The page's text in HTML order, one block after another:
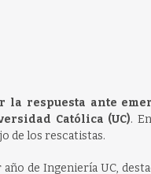
la respuesta ante
Católica (UC).
de los rescatistas.
de Ingeniería UC,